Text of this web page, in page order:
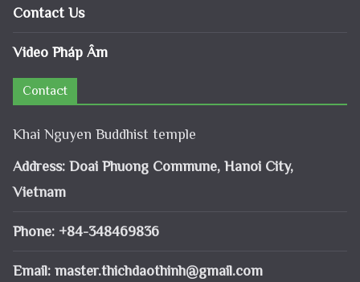
Contact Us
Video Pháp Âm
Contact
Khai Nguyen Buddhist temple
Address: Doai Phuong Commune, Hanoi City,
Vietnam
Phone: +84-348469836
Email: master.thichdaothinh@gmail.com